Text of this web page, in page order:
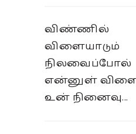
விண்ணில்
விளையாடும்
நிலவைப்போல்
என்னுள்
உன் நினைவு...